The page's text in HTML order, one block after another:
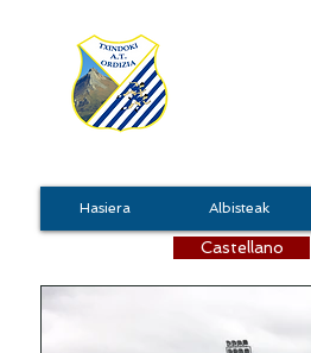
Castellano
Hasiera Albisteak